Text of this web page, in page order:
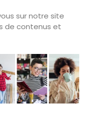
sur notre site
de contenus et